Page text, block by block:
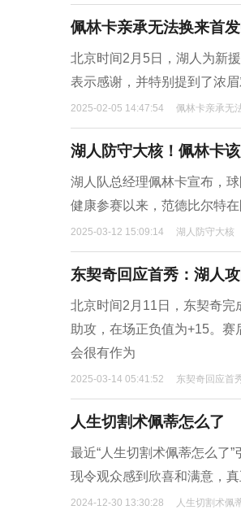
佩林卡亲承无法换来首
北京时间2月5日，湖人为新
表示感谢，并特别提到了浓
2025-02-05 14:47:54 佩林卡亲承无
湖人防守大核！佩林卡
湖人队总经理佩林卡宣布，
健康参赛以来，范德比尔特
2025-03-12 15:09:14 湖人防守大核
东契奇回应首秀：湖人
北京时间2月11日，东契奇
助攻，在场正负值为+15。赛
会很有作为
2025-03-14 05:41:52 东契奇回应首
人生切割术佩蒂怎么了
最近“人生切割术佩蒂怎么了
现令观众感到欣喜和满意，
2024-12-30 13:30:28 人生切割术佩